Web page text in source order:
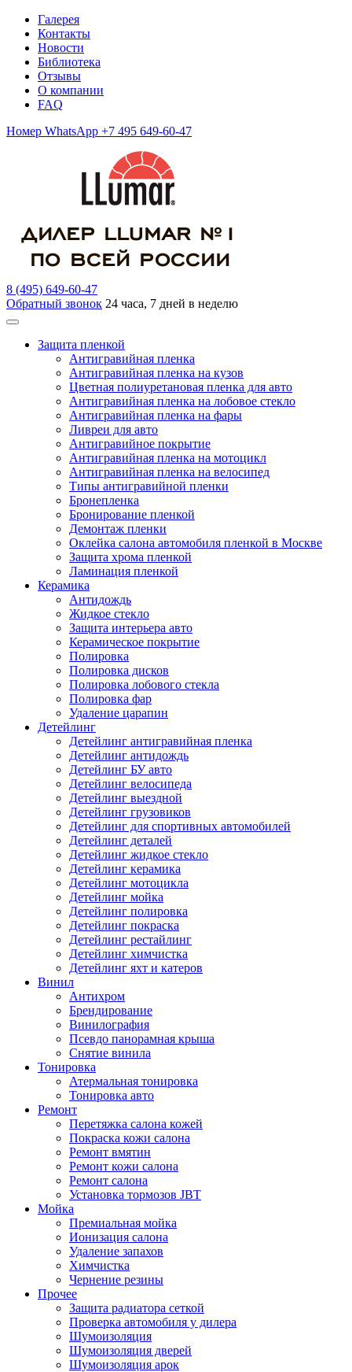
Галерея
Контакты
Новости
Библиотека
Отзывы
О компании
FAQ
Номер WhatsApp +7 495 649-60-47
8 (495) 649-60-47
Обратный звонок 24 часа, 7 дней в неделю
Защита пленкой
Антигравийная пленка
Антигравийная пленка на кузов
Цветная полиуретановая пленка для авто
Антигравийная пленка на лобовое стекло
Антигравийная пленка на фары
Ливреи для авто
Антигравийное покрытие
Антигравийная пленка на мотоцикл
Антигравийная пленка на велосипед
Типы антигравийной пленки
Бронепленка
Бронирование пленкой
Демонтаж пленки
Оклейка салона автомобиля пленкой в Москве
Защита хрома пленкой
Ламинация пленкой
Керамика
Антидождь
Жидкое стекло
Защита интерьера авто
Керамическое покрытие
Полировка
Полировка дисков
Полировка лобового стекла
Полировка фар
Удаление царапин
Детейлинг
Детейлинг антигравийная пленка
Детейлинг антидождь
Детейлинг БУ авто
Детейлинг велосипеда
Детейлинг выездной
Детейлинг грузовиков
Детейлинг для спортивных автомобилей
Детейлинг деталей
Детейлинг жидкое стекло
Детейлинг керамика
Детейлинг мотоцикла
Детейлинг мойка
Детейлинг полировка
Детейлинг покраска
Детейлинг рестайлинг
Детейлинг химчистка
Детейлинг яхт и катеров
Винил
Антихром
Брендирование
Винилография
Псевдо панорамная крыша
Снятие винила
Тонировка
Атермальная тонировка
Тонировка авто
Ремонт
Перетяжка салона кожей
Покраска кожи салона
Ремонт вмятин
Ремонт кожи салона
Ремонт салона
Установка тормозов JBT
Мойка
Премиальная мойка
Ионизация салона
Удаление запахов
Химчистка
Чернение резины
Прочее
Защита радиатора сеткой
Проверка автомобиля у дилера
Шумоизоляция
Шумоизоляция дверей
Шумоизоляция арок